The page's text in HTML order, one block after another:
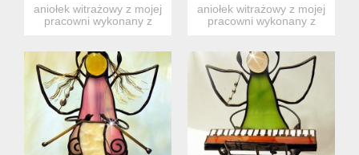
aniołek witrażowy z mojej
pracowni wykonany z
aniołek witrażowy z mojej
pracowni wykonany z